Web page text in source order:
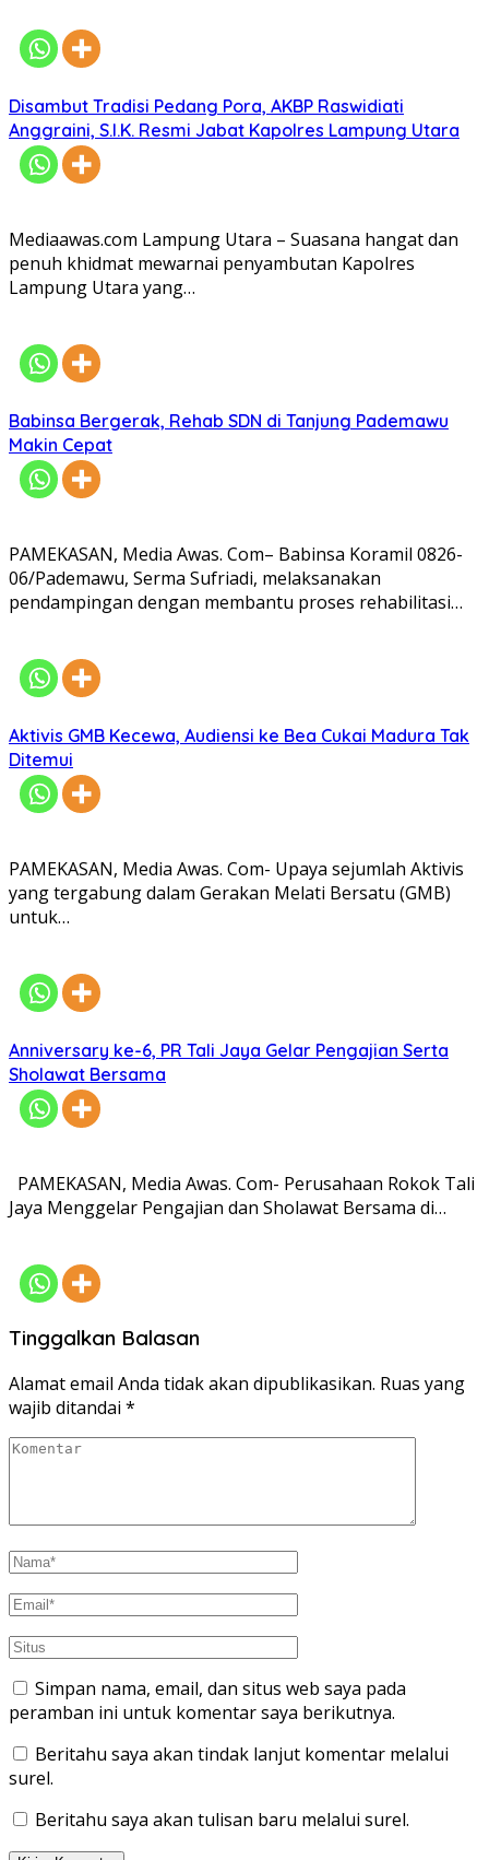
Disambut Tradisi Pedang Pora, AKBP Raswidiati
Anggraini, S.I.K. Resmi Jabat Kapolres Lampung Utara
Mediaawas.com Lampung Utara – Suasana hangat dan
penuh khidmat mewarnai penyambutan Kapolres
Lampung Utara yang…
Babinsa Bergerak, Rehab SDN di Tanjung Pademawu
Makin Cepat
PAMEKASAN, Media Awas. Com– Babinsa Koramil 0826-
06/Pademawu, Serma Sufriadi, melaksanakan
pendampingan dengan membantu proses rehabilitasi…
Aktivis GMB Kecewa, Audiensi ke Bea Cukai Madura Tak
Ditemui
PAMEKASAN, Media Awas. Com- Upaya sejumlah Aktivis
yang tergabung dalam Gerakan Melati Bersatu (GMB)
untuk…
Anniversary ke-6, PR Tali Jaya Gelar Pengajian Serta
Sholawat Bersama
PAMEKASAN, Media Awas. Com- Perusahaan Rokok Tali
Jaya Menggelar Pengajian dan Sholawat Bersama di…
Tinggalkan Balasan
Alamat email Anda tidak akan dipublikasikan. Ruas yang
wajib ditandai *
Simpan nama, email, dan situs web saya pada
peramban ini untuk komentar saya berikutnya.
Beritahu saya akan tindak lanjut komentar melalui
surel.
Beritahu saya akan tulisan baru melalui surel.